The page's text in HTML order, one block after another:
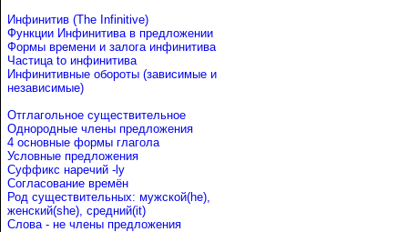
Инфинитив (The Infinitive)
Функции Инфинитива в предложении
Формы времени и залога инфинитива
Частица to инфинитива
Инфинитивные обороты (зависимые и
независимые)
Отглагольное существительное
Однородные члены предложения
4 основные формы глагола
Условные предложения
Cуффикс наречий -ly
Согласование времён
Род существительных: мужской(he),
женский(she), средний(it)
Слова - не члены предложения